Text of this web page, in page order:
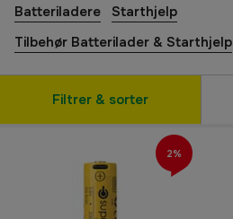
Batteriladere
Starthjelp
Tilbehør Batterilader & Starthjelp
Filtrer & sorter
2%